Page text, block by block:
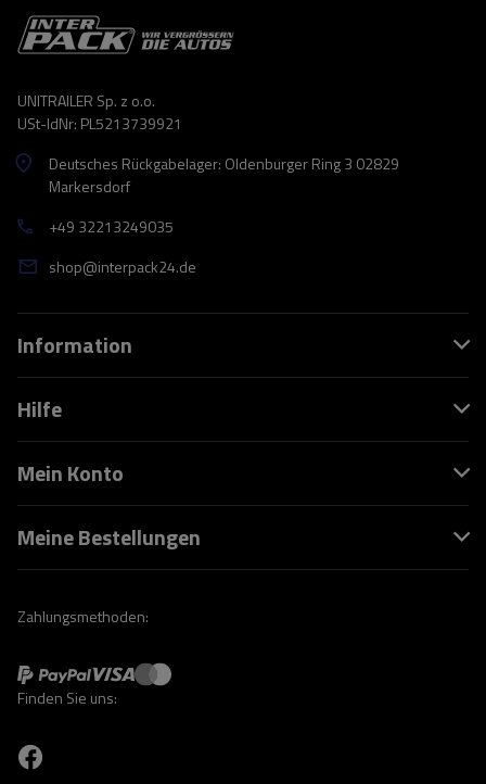
UNITRAILER Sp. z o.o.
USt-IdNr: PL5213739921
Deutsches Rückgabelager: Oldenburger Ring 3 02829
Markersdorf
+49 32213249035
shop@interpack24.de
Information
Hilfe
Mein Konto
Meine Bestellungen
Zahlungsmethoden:
Finden Sie uns: